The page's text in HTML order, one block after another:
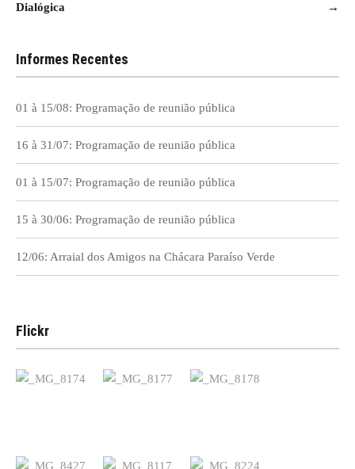
de
Dialógica
→
Informes Recentes
01 à 15/08: Programação de reunião pública
16 à 31/07: Programação de reunião pública
01 à 15/07: Programação de reunião pública
15 à 30/06: Programação de reunião pública
12/06: Arraial dos Amigos na Chácara Paraíso Verde
Flickr